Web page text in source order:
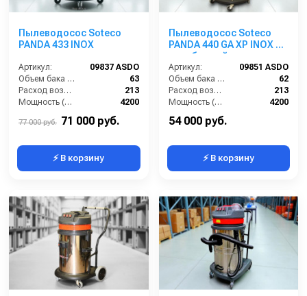
Пылеводосос Soteco
PANDA 433 INOX
Артикул:
09837 ASDO
Объем бака (л):
63
Расход воздуха (л/сек):
213
Мощность (Вт):
4200
77 000 руб. 71 000 руб.
⚡ В корзину
Пылеводосос Soteco
PANDA 440 GA XP INOX 3-
х турбинный
Артикул:
09851 ASDO
Объем бака (л):
62
Расход воздуха (л/сек):
213
Мощность (Вт):
4200
Напряжение (В):
54 000 руб.
⚡ В корзину